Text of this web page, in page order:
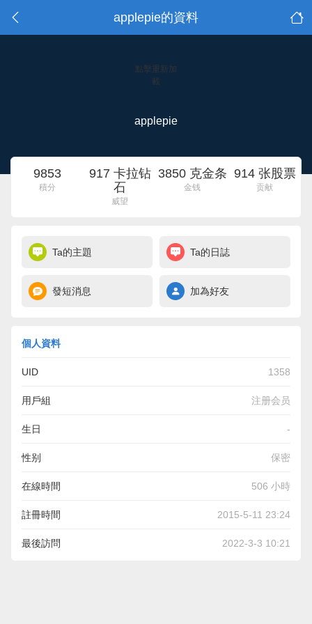
applepie的資料
點擊重新加
載
applepie
9853
積分
917 卡拉钻
石
威望
3850 克金条
金钱
914 张股票
贡献
Ta的主題 Ta的日誌
發短消息 加為好友
個人資料
UID 1358
用戶組 注册会员
生日 -
性别 保密
在線時間 506 小時
註冊時間 2015-5-11 23:24
最後訪問 2022-3-3 10:21